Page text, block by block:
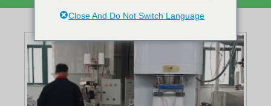
Close And Do Not Switch Language